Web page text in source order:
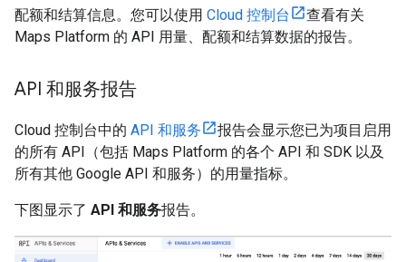
配额和结算信息。您可以使用 Cloud 控制台
查看有关
Maps Platform 的 API 用量、配额和结算数据的报告。
API 和服务报告
Cloud 控制台中的 API 和服务
报告会显示您已为项目启用
的所有 API（包括 Maps Platform 的各个 API 和 SDK 以及
所有其他 Google API 和服务）的用量指标。
下图显示了 API 和服务报告。